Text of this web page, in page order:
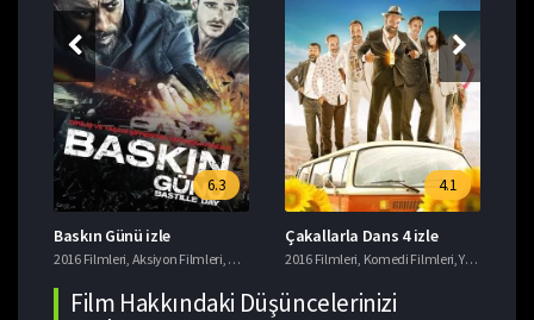
6.3
Baskın Günü izle
2016 Filmleri Aksiyon Filmleri Dram Filmleri, Suç Filmleri
4.1
Çakallarla Dans 4 izle
2016 Filmleri Komedi Filmleri ,Yerli Filmler
Film Hakkındaki Düşüncelerinizi